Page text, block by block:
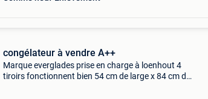
congélateur à vendre A++
Marque everglades prise en charge à loenhout 4
tiroirs fonctionnent bien 54 cm de large x 84 cm de